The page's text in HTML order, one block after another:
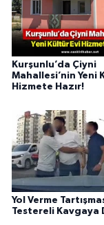
Kurşunlu’da Çiyni
Mahallesi’nin Yeni
Hizmete Hazır!
Yol Verme
Testereli Kavgaya